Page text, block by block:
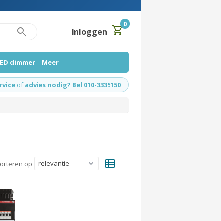
search Inloggen shopping_cart0
dimmer Meer
of advies nodig? Bel 010-3335150
op view_list